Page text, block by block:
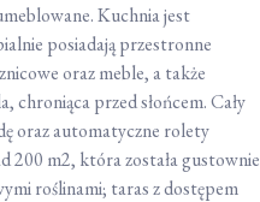
Kuchnia jest
posiadają przestronne
oraz meble, a także
chroniąca przed słońcem. Cały
oraz automatyczne rolety
200 m2, która została gustownie
roślinami; taras z dostępem